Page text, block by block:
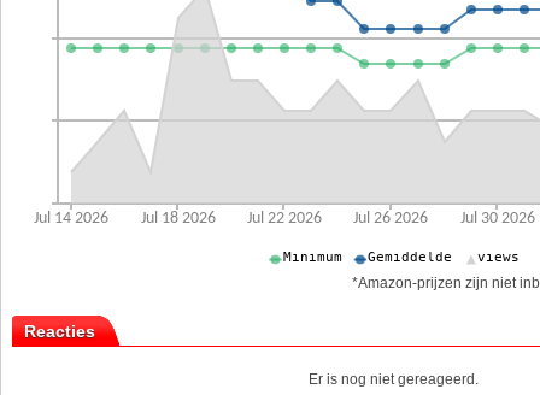
*Amazon-prijzen zijn niet
Reacties
Er is nog niet gereageerd.